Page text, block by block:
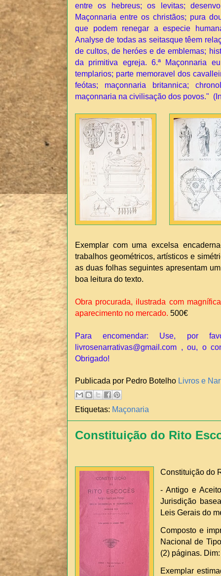
entre os hebreus; os levitas;
Maçonnaria entre os christãos; pura
que podem renegar a especie
Analyse de todas as seitasque têem
de cultos, de heróes e de emblemas;
da primitiva egreja. 6.ª Maçonnaria
templarios; parte memoravel dos
feótas; maçonnaria britannica;
maçonnaria na civilisação dos povos."
Exemplar com uma excelsa
trabalhos geométricos, artísticos e
as duas folhas seguintes apresentam
boa leitura do texto.
Obra procurada, ilustrada com
aparecimento no mercado. 500€
Para encomendar: Use, por
livrosenarrativas@gmail.com , ou, o
Obrigado!
Publicada por Pedro Botelho Livros e
Etiquetas: Maçonaria
Constituição do Rito
Constituição do
- Antigo e
Jurisdição
Leis Gerais do
Composto e
Nacional de
(2) páginas.
Exemplar